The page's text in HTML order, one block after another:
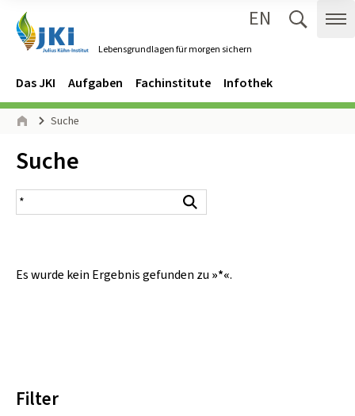
Lebensgrundlagen für morgen sichern
EN
Navigation
Hauptmenü
Das JKI Aufgaben Fachinstitute Infothek
Seitenpfad
Suche
Inhalt:
Suche
Suchergebnis
Es wurde kein Ergebnis gefunden zu »*«.
Filter